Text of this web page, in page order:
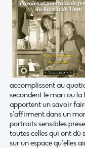
accomplissent au
secondent le mari ou la
apportent un savoir
s’affirment dans un
portraits sensibles
toutes celles qui ont dû
sur un espace qu’elles